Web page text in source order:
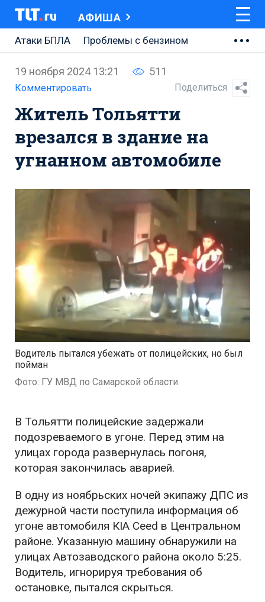
АФИША
Атаки БПЛА
Проблемы с бензином
АВТОВАЗ
Ремонт Центральной площади
Ремонт Обводного шоссе
Набережная Тольятти
Неделя Тольятти
19 ноября 2024 13:21 511
Комментировать Поделиться
Житель Тольятти
врезался в здание на
угнанном автомобиле
Водитель пытался убежать от полицейских, но был
пойман
Фото: ГУ МВД по Самарской области
В Тольятти полицейские задержали
подозреваемого в угоне. Перед этим на
улицах города развернулась погоня,
которая закончилась аварией.
В одну из ноябрьских ночей экипажу ДПС из
дежурной части поступила информация об
угоне автомобиля КIA Ceed в Центральном
районе. Указанную машину обнаружили на
улицах Автозаводского района около 5:25.
Водитель, игнорируя требования об
остановке, пытался скрыться.